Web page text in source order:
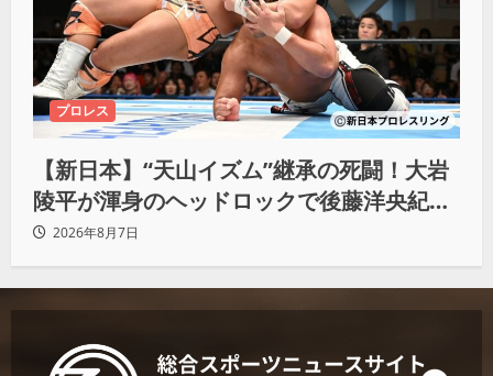
プロレス
【新日本】“天山イズム”継承の死闘！大岩
陵平が渾身のヘッドロックで後藤洋央紀か
らタップ奪取 執念の「リベンジ＆4勝目」
2026年8月7日